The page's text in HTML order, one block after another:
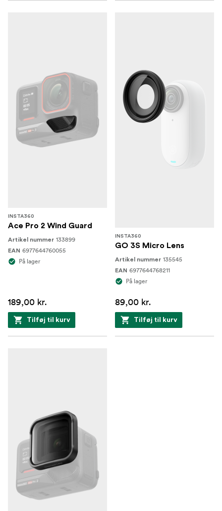
INSTA360
Ace Pro 2 Wind Guard
Artikel nummer 133899
EAN 6977644760055
På lager
189,00 kr.
Tilføj til kurv
INSTA360
GO 3S Micro Lens
Artikel nummer 135545
EAN 6977644768211
På lager
89,00 kr.
Tilføj til kurv